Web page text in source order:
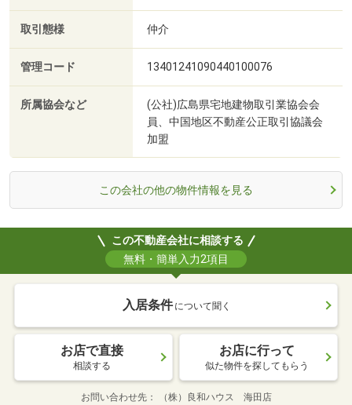
取引態様 仲介
管理コード 13401241090440100076
所属協会など
(公社)広島県宅地建物取引業協会会
員、中国地区不動産公正取引協議会
加盟
この会社の他の物件情報を見る
この不動産会社に相談する
無料・簡単入力2項目
入居条件 について聞く
お店で直接
相談する
お店に行って
似た物件を探してもらう
お問い合わせ先 （株）良和ハウス 海田店